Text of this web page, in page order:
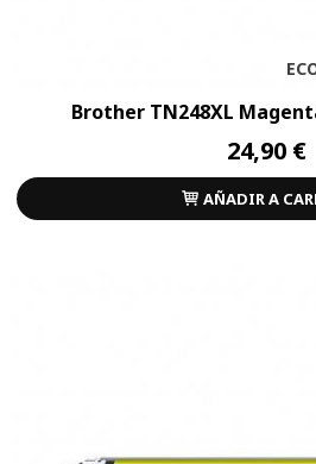
Brother TN248XL
24,90 €
AÑADIR A